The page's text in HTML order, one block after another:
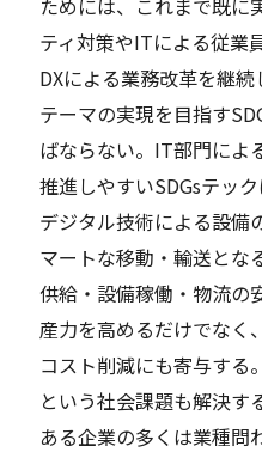
ためには、これまで既に
ティ対策やITによる従業
DXによる業務改革を継
テーマの実現を目指す
ばならない。IT部門によ
推進しやすいSDGsテッ
デジタル技術による設備
マートな移動・輸送とな
供給・設備稼働・物流の
産力を高めるだけでなく
コスト削減にも寄与する
という社会課題も解決す
ある企業の多くは業種問